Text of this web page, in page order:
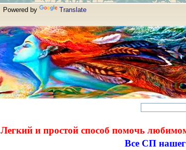
Powered by Translate
Легкий и простой способ помочь
Все СП